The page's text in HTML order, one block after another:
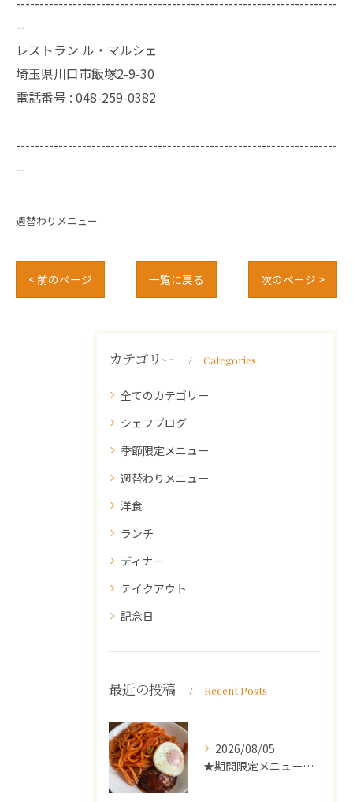
--
レストラン ル・マルシェ
埼玉県川口市飯塚2-9-30
電話番号 : 048-259-0382
--------------------------------------------------------------------
--
週替わりメニュー
< 前のページ 一覧に戻る 次のページ >
カテゴリー Categories
全てのカテゴリー
シェフブログ
季節限定メニュー
週替わりメニュー
洋食
ランチ
ディナー
テイクアウト
記念日
最近の投稿 Recent Posts
2026/08/05
★期間限定メニューのご案内★